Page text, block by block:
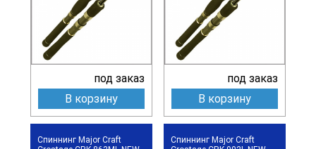
под заказ
В корзину
под заказ
В корзину
Спиннинг Major Craft
Спиннинг Major Craft